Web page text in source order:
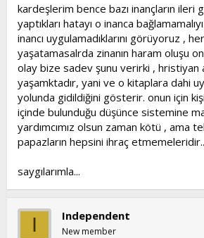
kardeşlerim bence bazı inançların ileri
yaptıkları hatayı o inanca
inancı uygulamadıklarını görüyoruz ,
yaşatamasalrda zinanın haram oluşu
olay bize sadev şunu verirki , hristiyan
yaşamktadır, yani ve o kitaplara dahi
yolunda gidildiğini gösterir. onun için
içinde bulunduğu düşünce sistemine
yardımcımız olsun zaman kötü , ama
papazların hepsini ihraç etmemeleridir..
saygılarımla...
I Independent
New member